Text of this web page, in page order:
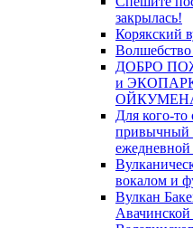
закрылась!
Корякский
Волшебство
ДОБРО
и
Для кого-то
привычный
вокалом и
Вулкан
Авачинской